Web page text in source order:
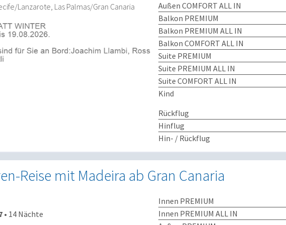
Lanzarote, Las Palmas/Gran Canaria Außen COMFORT ALL IN
Balkon PREMIUM
Balkon PREMIUM ALL IN
Balkon COMFORT ALL IN
Suite PREMIUM
Suite PREMIUM ALL IN
Suite COMFORT ALL IN
Kind
Rückflug
Hinflug
Hin- / Rückflug
Reise mit Madeira ab Gran Canaria
• 14 Nächte
Innen PREMIUM
Innen PREMIUM ALL IN